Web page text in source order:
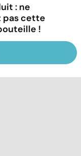
: ne
pas cette
!